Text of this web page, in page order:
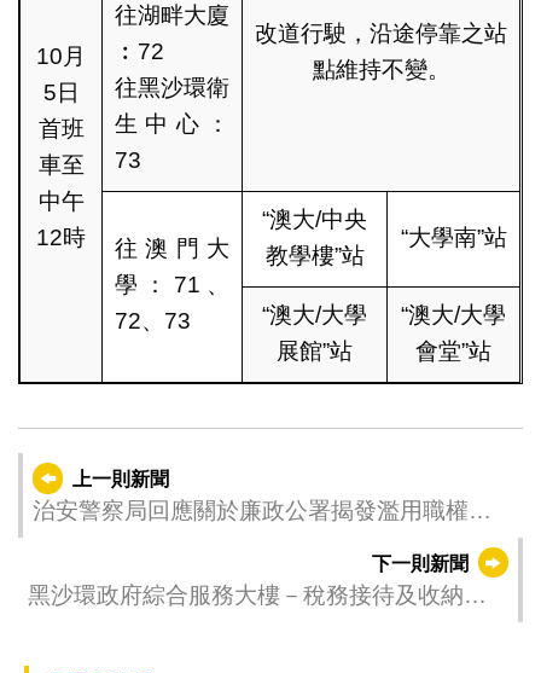
10月
5日
首班
車至
中午
12時
往湖畔大廈
︰72
往黑沙環衛
生中心：
73
改道行駛，沿途停靠之站
點維持不變。
往澳門大
學：71、
72、73
“澳大/中央
教學樓”站
“大學南”站
“澳大/大學
展館”站
“澳大/大學
會堂”站
上一則新聞
治安警察局回應關於廉政公署揭發濫用職權事
下一則新聞
黑沙環政府綜合服務大樓－稅務接待及收納處